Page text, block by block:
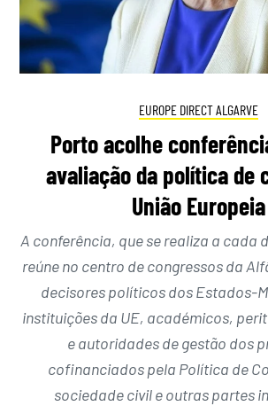
EUROPE DIRECT ALGARVE
Porto acolhe
avaliação da política de
União Europeia
A conferência, que se realiza a cada
reúne no centro de congressos da
decisores políticos dos Estados-
instituições da UE, académicos,
e autoridades de gestão dos
cofinanciados pela Política de
sociedade civil e outras partes